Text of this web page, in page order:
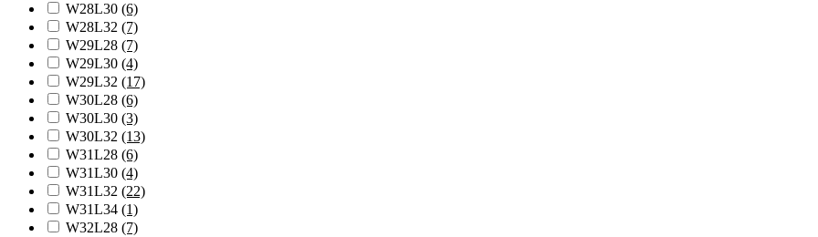
W28L30 (6)
W28L32 (7)
W29L28 (7)
W29L30 (4)
W29L32 (17)
W30L28 (6)
W30L30 (3)
W30L32 (13)
W31L28 (6)
W31L30 (4)
W31L32 (22)
W31L34 (1)
W32L28 (7)